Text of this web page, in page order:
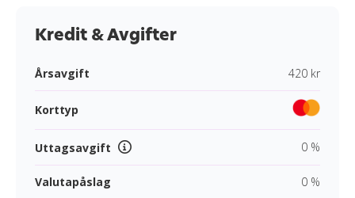
Kredit & Avgifter
Årsavgift 420 kr
Korttyp
Uttagsavgift 0 %
Valutapåslag 0 %